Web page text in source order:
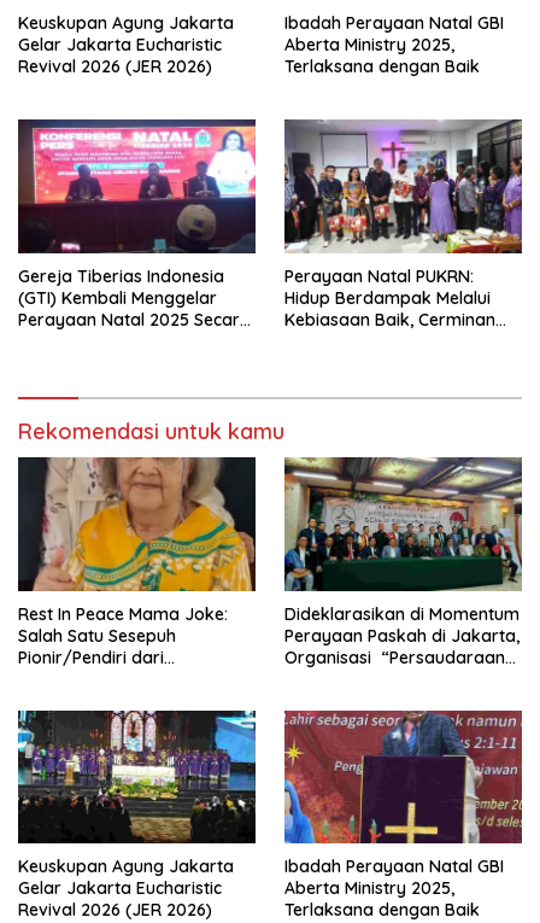
Keuskupan Agung Jakarta
Gelar Jakarta Eucharistic
Revival 2026 (JER 2026)
Ibadah Perayaan Natal GBI
Aberta Ministry 2025,
Terlaksana dengan Baik
Gereja Tiberias Indonesia
(GTI) Kembali Menggelar
Perayaan Natal 2025 Secara
Perayaan Natal PUKRN:
Hidup Berdampak Melalui
Kebiasaan Baik, Cerminan
Rekomendasi untuk kamu
Rest In Peace Mama Joke:
Salah Satu Sesepuh
Pionir/Pendiri dari
Indonesia Jemaat Pancaran
Kasih Allah.
Dideklarasikan di Momentum
Perayaan Paskah di Jakarta,
Organisasi “Persaudaraan
Menjadi Wadah
Kebersamaan Lintas
Denominasi untuk
Menghimpun Potensi Warga
Gereja Diaspora untuk
Menjawab Tantangan Sosial
Keuskupan Agung Jakarta
Gelar Jakarta Eucharistic
Revival 2026 (JER 2026)
Ibadah Perayaan Natal GBI
Aberta Ministry 2025,
Terlaksana dengan Baik